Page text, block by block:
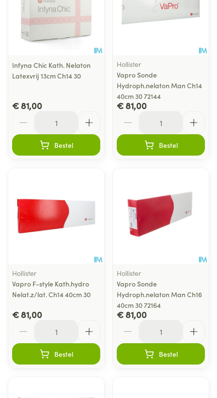
Infyna Chic Kath. Nelaton
Latexvrij 13cm Ch14 30
€ 81,00
Bestel
Hollister
Vapro Sonde
Hydroph.nelaton Man Ch14
40cm 30 72144
€ 81,00
Bestel
Hollister
Vapro F-style Kath.hydro
Nelat.z/lat. Ch14 40cm 30
€ 81,00
Bestel
Hollister
Vapro Sonde
Hydroph.nelaton Man Ch16
40cm 30 72164
€ 81,00
Bestel